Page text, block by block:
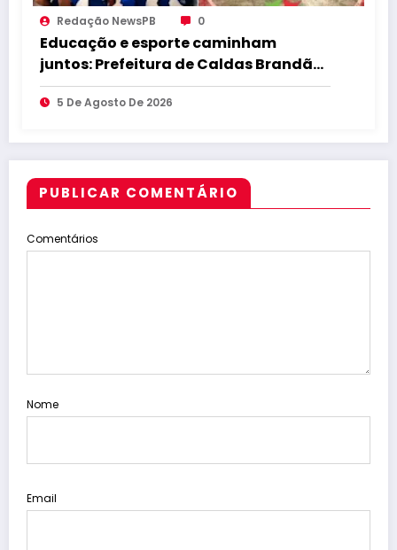
Redação NewsPB 0
Educação e esporte caminham
juntos: Prefeitura de Caldas Brandão
fortalece educação e incentiva a
prática esportiva na zona rural do
5 De Agosto De 2026
PUBLICAR COMENTÁRIO
Comentários
Nome
Email